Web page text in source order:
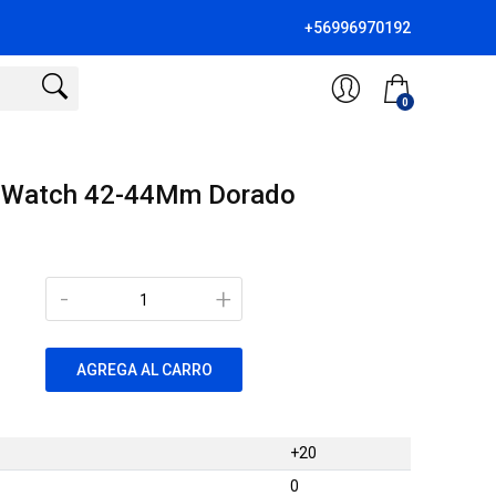
+56996970192
0
42-44Mm Dorado
+
-
AGREGA AL CARRO
+20
0